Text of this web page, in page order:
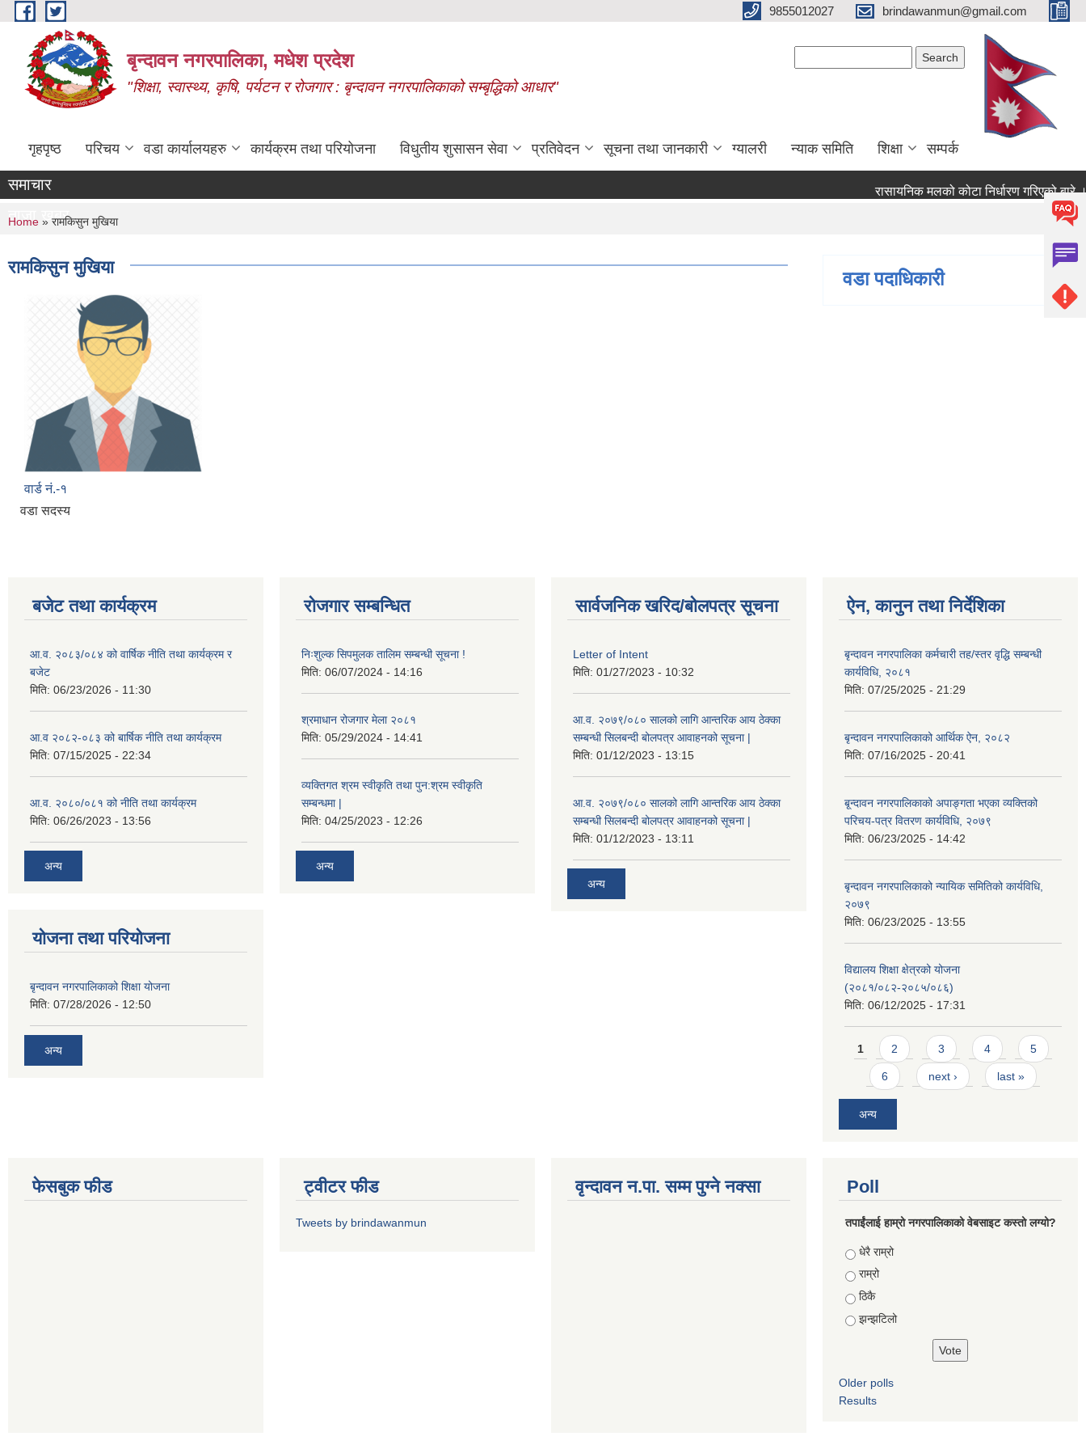
Skip to main content 9855012027 brindawanmun@gmail.com
बृन्दावन नगरपालिका, मधेश प्रदेश
"शिक्षा, स्वास्थ्य, कृषि, पर्यटन र रोजगार : बृन्दावन नगरपालिकाको सम्बृद्धिको आधार"
गृहपृष्ठ परिचय वडा कार्यालयहरु कार्यक्रम तथा परियोजना विधुतीय शुसासन सेवा प्रतिवेदन सूचना तथा जानकारी ग्यालरी न्याक समिति शिक्षा सम्पर्क
समाचार रासायनिक मलको कोटा निर्धारण गरिएको बारे ।
ताजा खबर
You are here
Home » रामकिसुन मुखिया
रामकिसुन मुखिया
वार्ड नं.-१
वडा सदस्य
वडा पदाधिकारी
बजेट तथा कार्यक्रम
आ.व. २०८३/०८४ को वार्षिक नीति तथा कार्यक्रम र
बजेट
मिति: 06/23/2026 - 11:30
आ.व २०८२-०८३ को बार्षिक नीति तथा कार्यक्रम
मिति: 07/15/2025 - 22:34
आ.व. २०८०/०८१ को नीति तथा कार्यक्रम
मिति: 06/26/2023 - 13:56
अन्य
योजना तथा परियोजना
बृन्दावन नगरपालिकाको शिक्षा योजना
मिति: 07/28/2026 - 12:50
अन्य
रोजगार सम्बन्धित
निःशुल्क सिपमुलक तालिम सम्बन्धी सूचना !
मिति: 06/07/2024 - 14:16
श्रमाधान रोजगार मेला २०८१
मिति: 05/29/2024 - 14:41
व्यक्तिगत श्रम स्वीकृति तथा पुन:श्रम स्वीकृति
सम्बन्धमा |
मिति: 04/25/2023 - 12:26
अन्य
सार्वजनिक खरिद/बोलपत्र सूचना
Letter of Intent
मिति: 01/27/2023 - 10:32
आ.व. २०७९/०८० सालको लागि आन्तरिक आय ठेक्का
सम्बन्धी सिलबन्दी बोलपत्र आवाहनको सूचना |
मिति: 01/12/2023 - 13:15
आ.व. २०७९/०८० सालको लागि आन्तरिक आय ठेक्का
सम्बन्धी सिलबन्दी बोलपत्र आवाहनको सूचना |
मिति: 01/12/2023 - 13:11
अन्य
ऐन, कानुन तथा निर्देशिका
बृन्दावन नगरपालिका कर्मचारी तह/स्तर वृद्धि सम्बन्धी
कार्यविधि, २०८१
मिति: 07/25/2025 - 21:29
बृन्दावन नगरपालिकाको आर्थिक ऐन, २०८२
मिति: 07/16/2025 - 20:41
बृ्न्दावन नगरपालिकाको अपाङ्गता भएका व्यक्तिको
परिचय-पत्र वितरण कार्यविधि, २०७९
मिति: 06/23/2025 - 14:42
बृन्दावन नगरपालिकाको न्यायिक समितिको कार्यविधि,
२०७९
मिति: 06/23/2025 - 13:55
विद्यालय शिक्षा क्षेत्रको योजना
(२०८१/०८२-२०८५/०८६)
मिति: 06/12/2025 - 17:31
Pages
1 2 3 4 5
6 next › last »
अन्य
फेसबुक फीड ट्वीटर फीड
Tweets by brindawanmun
वृन्दावन न.पा. सम्म पुग्ने नक्सा Poll
तपाईंलाई हाम्रो नगरपालिकाको वेबसाइट कस्तो लग्यो?
Choices
धेरै राम्रो
राम्रो
ठिकै
झन्झटिलो
Older polls
Results